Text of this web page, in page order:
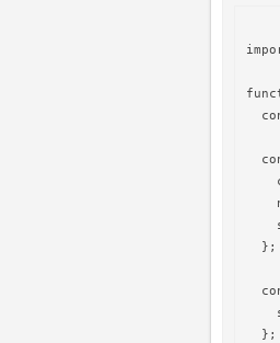
  };
  };